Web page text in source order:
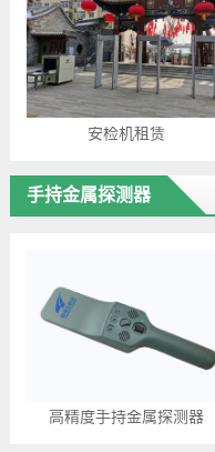
安检机租赁
手持金属探测器
高精度手持金属探测器